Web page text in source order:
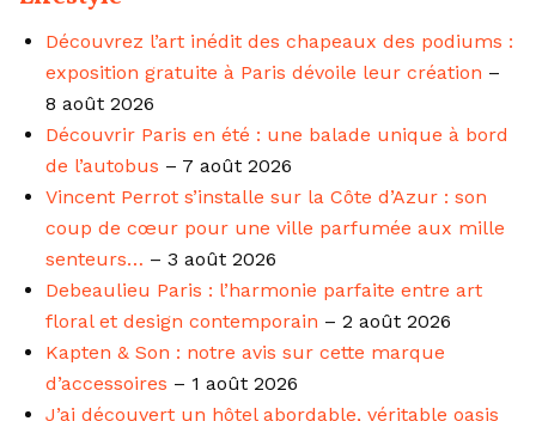
Découvrez l’art inédit des chapeaux des podiums :
exposition gratuite à Paris dévoile leur création –
8 août 2026
Découvrir Paris en été : une balade unique à bord
de l’autobus – 7 août 2026
Vincent Perrot s’installe sur la Côte d’Azur : son
coup de cœur pour une ville parfumée aux mille
senteurs… – 3 août 2026
Debeaulieu Paris : l’harmonie parfaite entre art
floral et design contemporain – 2 août 2026
Kapten & Son : notre avis sur cette marque
d’accessoires – 1 août 2026
J’ai découvert un hôtel abordable, véritable oasis